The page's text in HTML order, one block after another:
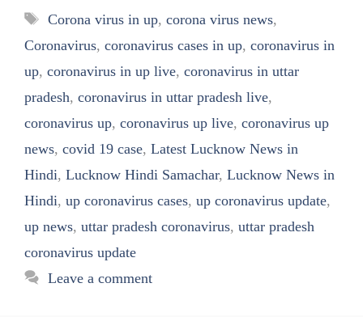
Tags
Corona virus in up, corona virus news,
Coronavirus, coronavirus cases in up, coronavirus in
up, coronavirus in up live, coronavirus in uttar
pradesh, coronavirus in uttar pradesh live,
coronavirus up, coronavirus up live, coronavirus up
news, covid 19 case, Latest Lucknow News in
Hindi, Lucknow Hindi Samachar, Lucknow News in
Hindi, up coronavirus cases, up coronavirus update,
up news, uttar pradesh coronavirus, uttar pradesh
coronavirus update
Leave a comment